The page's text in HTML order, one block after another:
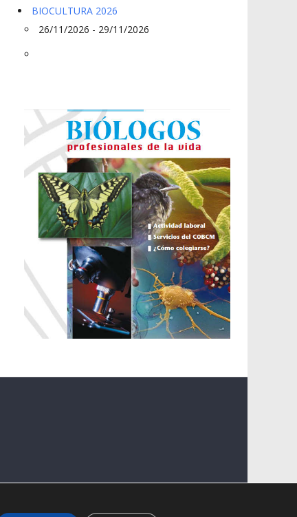
BIOCULTURA 2026
26/11/2026 - 29/11/2026